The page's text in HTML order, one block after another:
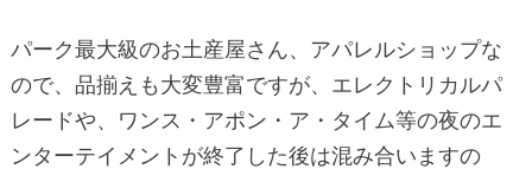
パーク最大級のお土産屋さん、アパレルショップな
ので、品揃えも大変豊富ですが、エレクトリカルパ
レードや、ワンス・アポン・ア・タイム等の夜のエ
ンターテイメントが終了した後は混み合いますの